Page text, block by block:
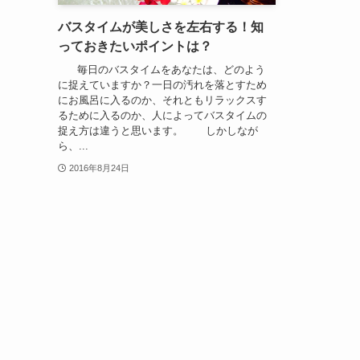
バスタイムが美しさを左右する！知
っておきたいポイントは？
毎日のバスタイムをあなたは、どのよう
に捉えていますか？一日の汚れを落とすため
にお風呂に入るのか、それともリラックスす
るために入るのか、人によってバスタイムの
捉え方は違うと思います。 しかしなが
ら、...
2016年8月24日